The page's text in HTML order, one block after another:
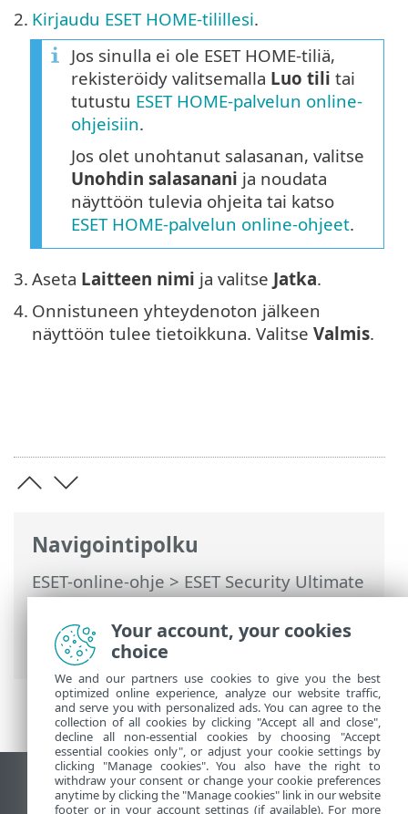
Navigointipolku
ESET-online-ohje>ESET Security Ultimate
>Tuotteen ESET Security Ultimate
käsitteleminen >ESET HOME -tili>
Yhdistä ESET HOME-palveluun
2. Kirjaudu ESET HOME-tilillesi.
Jos sinulla ei ole ESET HOME-tiliä,
rekisteröidy valitsemalla Luo tili tai
tutustu ESET HOME-palvelun online-
ohjeisiin.
Jos olet unohtanut salasanan, valitse
Unohdin salasanani ja noudata
näyttöön tulevia ohjeita tai katso
ESET HOME-palvelun online-ohjeet.
3. Aseta Laitteen nimi ja valitse Jatka.
4. Onnistuneen yhteydenoton jälkeen
näyttöön tulee tietoikkuna. Valitse Valmis.
Näytä tietokonesivusto
Your account, your cookies
choice
We and our partners use cookies to give you the best
optimized online experience, analyze our website traffic,
and serve you with personalized ads. You can agree to the
collection of all cookies by clicking "Accept all and close",
decline all non-essential cookies by choosing "Accept
essential cookies only", or adjust your cookie settings by
clicking "Manage cookies". You also have the right to
withdraw your consent or change your cookie preferences
anytime by clicking the "Manage cookies" link in our website
footer or in your account settings (if available). For more